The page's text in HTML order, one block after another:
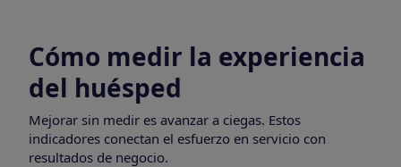
Cómo medir la experiencia
del huésped
Mejorar sin medir es avanzar a ciegas. Estos
indicadores conectan el esfuerzo en servicio con
resultados de negocio.